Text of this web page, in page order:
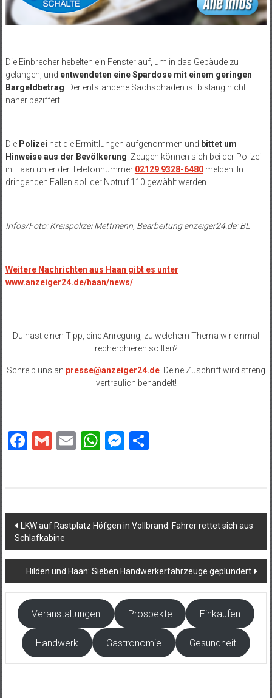
Die Einbrecher hebelten ein Fenster auf, um in das Gebäude zu
gelangen, und entwendeten eine Spardose mit einem geringen
Bargeldbetrag. Der entstandene Sachschaden ist bislang nicht
näher beziffert.
Die Polizei hat die Ermittlungen aufgenommen und bittet um
Hinweise aus der Bevölkerung. Zeugen können sich bei der Polizei
in Haan unter der Telefonnummer 02129 9328-6480melden. In
dringenden Fällen soll der Notruf 110 gewählt werden.
Infos/Foto: Kreispolizei Mettmann, Bearbeitung anzeiger24.de: BL
Weitere Nachrichten aus Haan gibt es unter
www.anzeiger24.de/haan/news/
Du hast einen Tipp, eine Anregung, zu welchem Thema wir einmal
recherchieren sollten?
Schreib uns an presse@anzeiger24.de. Deine Zuschrift wird streng
vertraulich behandelt!
Facebook
Gmail
EmailWhatsApp
Messenger
Teilen
Beitragsnavigation
LKW auf Rastplatz Höfgen in Vollbrand: Fahrer rettet sich aus
Schlafkabine
Hilden und Haan: Sieben Handwerkerfahrzeuge geplündert
Veranstaltungen Prospekte Einkaufen
Handwerk Gastronomie Gesundheit